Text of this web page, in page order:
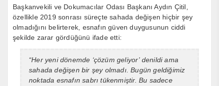
Başkanvekili ve Dokumacılar Odası Başkanı Aydın Çitil,
özellikle 2019 sonrası süreçte sahada değişen hiçbir şey
olmadığını belirterek, esnafın güven duygusunun ciddi
şekilde zarar gördüğünü ifade etti:
“Her yeni dönemde ‘çözüm geliyor’ denildi ama
sahada değişen bir şey olmadı. Bugün geldiğimiz
noktada esnafın sabrı tükenmiştir. Bu sadece